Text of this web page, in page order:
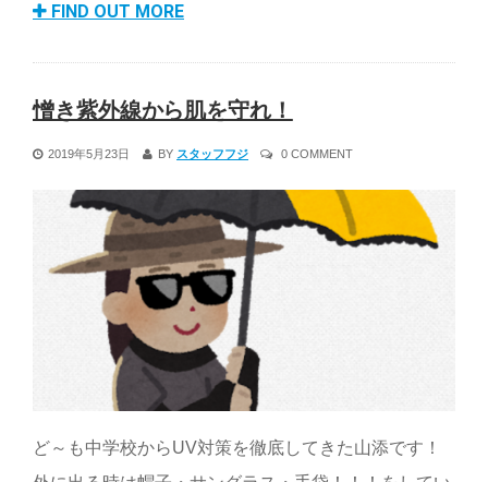
FIND OUT MORE
憎き紫外線から肌を守れ！
2019年5月23日 BY スタッフフジ 0 COMMENT
ど～も中学校からUV対策を徹底してきた山添です！